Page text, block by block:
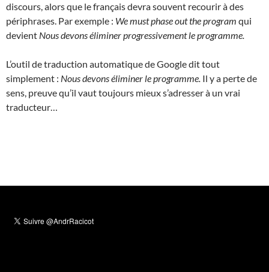
discours, alors que le français devra souvent recourir à des
périphrases. Par exemple : We must phase out the program qui
devient Nous devons éliminer progressivement le programme.
L’outil de traduction automatique de Google dit tout
simplement : Nous devons éliminer le programme. Il y a perte de
sens, preuve qu’il vaut toujours mieux s’adresser à un vrai
traducteur…